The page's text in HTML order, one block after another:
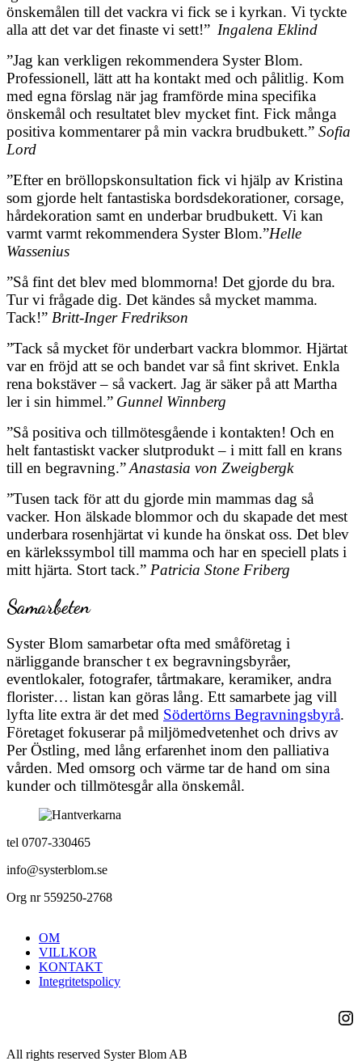
önskemålen till det vackra vi fick se i kyrkan. Vi tyckte
alla att det var det finaste vi sett!” Ingalena Eklind
”Jag kan verkligen rekommendera Syster Blom.
Professionell, lätt att ha kontakt med och pålitlig. Kom
med egna förslag när jag framförde mina specifika
önskemål och resultatet blev mycket fint. Fick många
positiva kommentarer på min vackra brudbukett.” Sofia
Lord
”Efter en bröllopskonsultation fick vi hjälp av Kristina
som gjorde helt fantastiska bordsdekorationer, corsage,
hårdekoration samt en underbar brudbukett. Vi kan
varmt varmt rekommendera Syster Blom.”Helle
Wassenius
”Så fint det blev med blommorna! Det gjorde du bra.
Tur vi frågade dig. Det kändes så mycket mamma.
Tack!” Britt-Inger Fredrikson
”Tack så mycket för underbart vackra blommor. Hjärtat
var en fröjd att se och bandet var så fint skrivet. Enkla
rena bokstäver – så vackert. Jag är säker på att Martha
ler i sin himmel.” Gunnel Winnberg
”Så positiva och tillmötesgående i kontakten! Och en
helt fantastiskt vacker slutprodukt – i mitt fall en krans
till en begravning.”Anastasia von Zweigbergk
”Tusen tack för att du gjorde min mammas dag så
vacker. Hon älskade blommor och du skapade det mest
underbara rosenhjärtat vi kunde ha önskat oss. Det blev
en kärlekssymbol till mamma och har en speciell plats i
mitt hjärta. Stort tack.” Patricia Stone Friberg
Samarbeten
Syster Blom samarbetar ofta med småföretag i
närliggande branscher t ex begravningsbyråer,
eventlokaler, fotografer, tårtmakare, keramiker, andra
florister… listan kan göras lång. Ett samarbete jag vill
lyfta lite extra är det med Södertörns Begravningsbyrå.
Företaget fokuserar på miljömedvetenhet och drivs av
Per Östling, med lång erfarenhet inom den palliativa
vården. Med omsorg och värme tar de hand om sina
kunder och tillmötesgår alla önskemål.
tel 0707-330465
info@systerblom.se
Org nr 559250-2768
OM
VILLKOR
KONTAKT
Integritetspolicy
All rights reserved Syster Blom AB